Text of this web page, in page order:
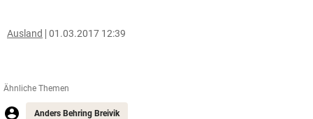
Ausland 01.03.2017 12:39
Ähnliche Themen
Anders Behring Breivik